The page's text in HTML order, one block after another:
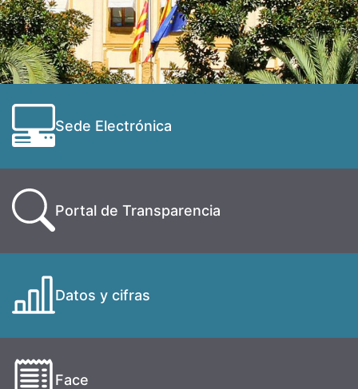
Sede Electrónica
Portal de Transparencia
Datos y cifras
Face